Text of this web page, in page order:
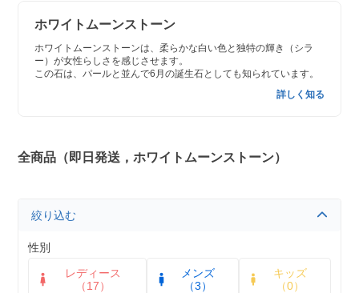
ホワイトムーンストーン
ホワイトムーンストーンは、柔らかな白い色と独特の輝き（シラ
ー）が女性らしさを感じさせます。
この石は、パールと並んで6月の誕生石としても知られています。
詳しく知る
全商品（即日発送，ホワイトムーンストーン）
絞り込む
性別
レディース
（17）
メンズ
（3）
キッズ
（0）